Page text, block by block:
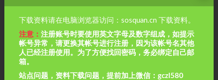
相关文章
下载资料请在电脑浏览器访问：sosquan.cn 下载资料。
注意：注册账号时要使用英文字母及数字组成，如提示
帐号异常，请更换其帐号进行注册，因为该帐号名其他
人已经注册使用。为了方便找回密码，务必绑定自己邮
箱。
站点问题，资料下载问题，提前加上微信：gczl580